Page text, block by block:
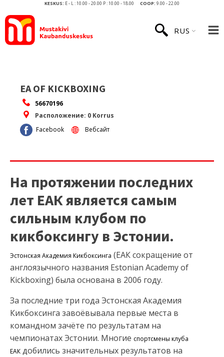
KESKUS: E - L : 10.00 - 20.00 P : 10.00 - 18.00 COOP: 9.00 - 22.00
RUS
EA OF KICKBOXING
56670196
Расположение: 0 Korrus
Facebook
Вебсайт
На протяжении последних
лет ЕАК является самым
сильным клубом по
кикбоксингу в Эстонии.
Эстонская Aкадемия Кикбоксинга (ЕАК сокращение от
англоязычного названия Estonian Academy of
Kickboxing) была основана в 2006 году.
За последние три года Эстонская Aкадемия
Кикбоксинга завоёвывалa первые места в
командном зачёте по результатам на
чемпионатах Эстонии. Многие спортсмены клуба
ЕАК добились значительных результатов на